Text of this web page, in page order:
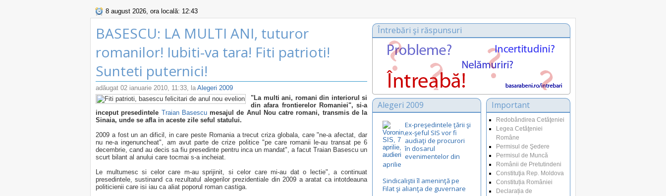
8 august 2026, ora locală: 12:43
BASESCU: LA MULTI ANI, tuturor
romanilor! Iubiti-va tara! Fiti patrioti!
Sunteti puternici!
adăugat 02 ianuarie 2010, 11:33, la Alegeri 2009
"La multi ani, romani din interiorul si
din afara frontierelor Romaniei", si-a
inceput presedintele Traian Basescumesajul de Anul Nou catre romani, transmis de la
Sinaia, unde se afla in aceste zile seful statului.
2009 a fost un an dificil, in care peste Romania a trecut criza globala, care "ne-a afectat, dar
nu ne-a ingenuncheat", am avut parte de crize politice "pe care romanii le-au transat pe 6
decembrie, cand au decis sa fiu presedinte pentru inca un mandat", a facut Traian Basescu un
scurt bilant al anului care tocmai s-a incheiat.
Le multumesc si celor care m-au sprijinit, si celor care mi-au dat o lectie", a continuat
presedintele, sustinand ca rezultatul alegerilor prezidentiale din 2009 a aratat ca intotdeauna
politicienii care isi iau ca aliat poporul roman castiga.
Întrebări şi răspunsuri
Important
Redobândirea Cetăţeniei
Legea Cetăţeniei
Române
Permisul de Şedere
Permisul de Muncă
Românii de Pretutindeni
Constituţia Rep. Moldova
Constituția României
Declarația de
Alegeri 2009
Ex-preşedintele ţării şi
ex-şeful SIS vor fi
audiaţi de procurori
în dosarul
evenimentelor din
aprilie
Sindicaliştii îl ameninţă pe
Filat şi alianţa de guvernare